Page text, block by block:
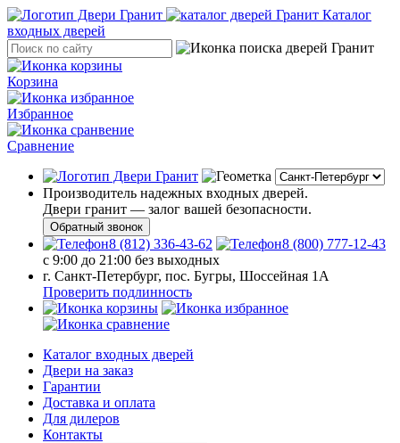
Каталог
входных дверей
Корзина
Избранное
Сравнение
Производитель надежных входных дверей.
Двери гранит — залог вашей безопасности.
Обратный звонок
8 (812) 336-43-62
8 (800) 777-12-43
с 9:00 до 21:00 без выходных
г. Санкт-Петербург, пос. Бугры, Шоссейная 1А
Проверить подлинность
Каталог входных дверей
Двери на заказ
Гарантии
Доставка и оплата
Для дилеров
Контакты